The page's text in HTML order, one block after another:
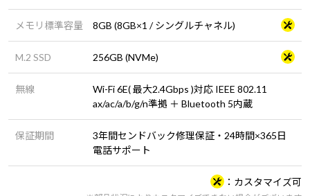
メモリ標準容量 8GB (8GB×1 / シングルチャネル)
M.2 SSD 256GB (NVMe)
無線
Wi-Fi 6E( 最大2.4Gbps )対応 IEEE 802.11
ax/ac/a/b/g/n準拠 ＋ Bluetooth 5内蔵
保証期間
3年間センドバック修理保証・24時間×365日
電話サポート
カスタマイズ可